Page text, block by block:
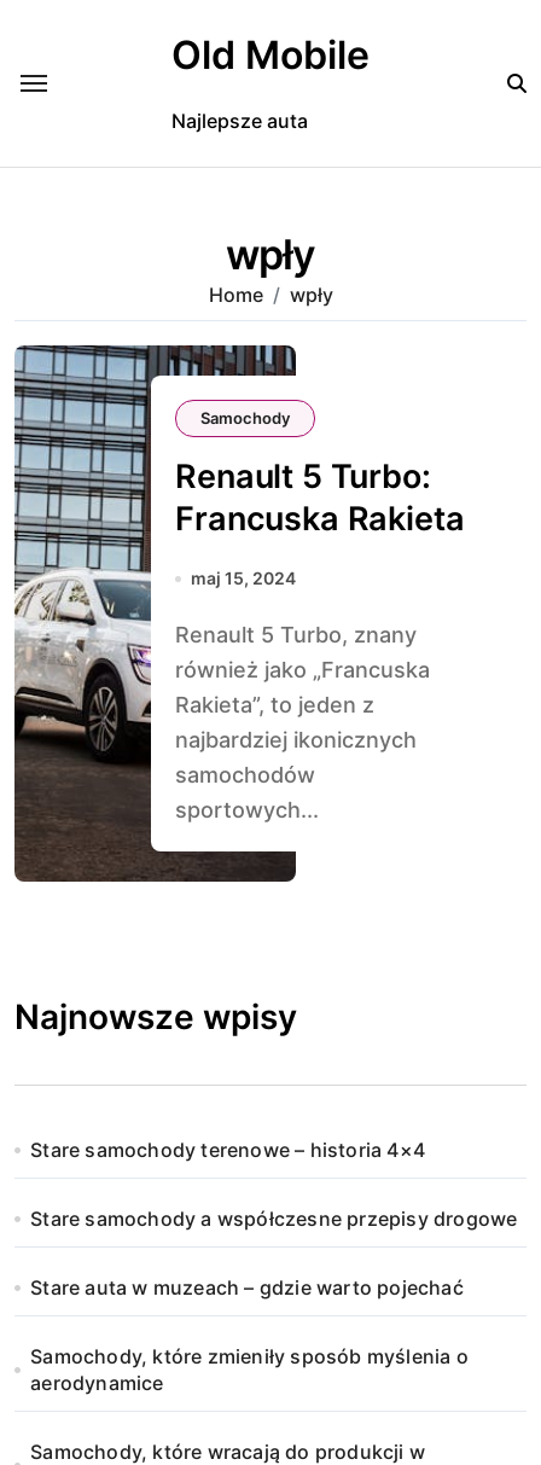
Old Mobile
Najlepsze auta
wpły
Home wpły
Samochody
Renault 5 Turbo:
Francuska Rakieta
maj 15, 2024
Renault 5 Turbo, znany
również jako „Francuska
Rakieta”, to jeden z
najbardziej ikonicznych
samochodów
sportowych...
Najnowsze wpisy
Stare samochody terenowe – historia 4×4
Stare samochody a współczesne przepisy drogowe
Stare auta w muzeach – gdzie warto pojechać
Samochody, które zmieniły sposób myślenia o
aerodynamice
Samochody, które wracają do produkcji w